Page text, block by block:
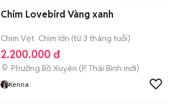
Chim Lovebird Vàng xanh
Chim Vẹt Chim lớn (từ 3 tháng tuổi)
2.200.000 đ
Phường Bồ Xuyên (P. Thái Bình mới)
Kenna